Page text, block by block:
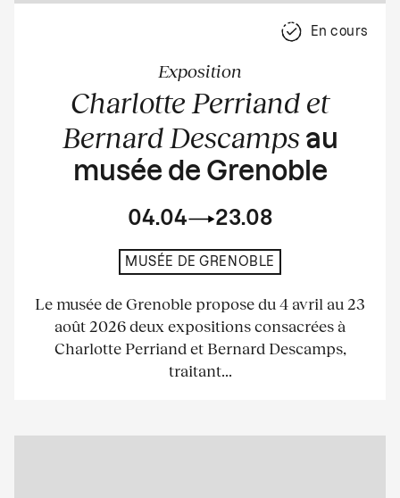
En cours
Exposition
Charlotte Perriand et
Bernard Descamps au
musée de Grenoble
04.04 23.08
MUSÉE DE GRENOBLE
Le musée de Grenoble propose du 4 avril au 23
août 2026 deux expositions consacrées à
Charlotte Perriand et Bernard Descamps,
traitant...